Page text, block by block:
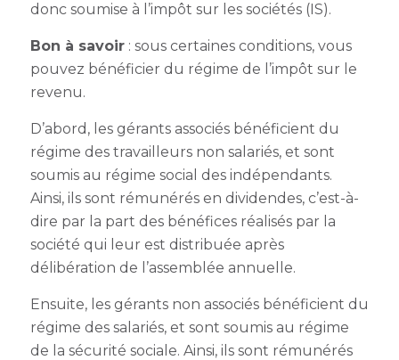
donc soumise à l’impôt sur les sociétés (IS).
Bon à savoir: sous certaines conditions, vous
pouvez bénéficier du régime de l’impôt sur le
revenu.
D’abord, les gérants associés bénéficient du
régime des travailleurs non salariés, et sont
soumis au régime social des indépendants.
Ainsi, ils sont rémunérés en dividendes, c’est-à-
dire par la part des bénéfices réalisés par la
société qui leur est distribuée après
délibération de l’assemblée annuelle.
Ensuite, les gérants non associés bénéficient du
régime des salariés, et sont soumis au régime
de la sécurité sociale. Ainsi, ils sont rémunérés